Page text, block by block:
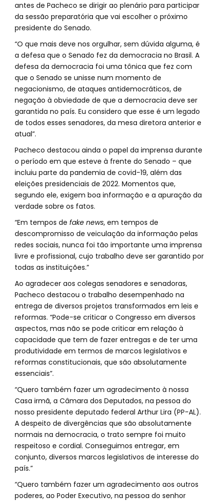
antes de Pacheco se dirigir ao plenário para participar
da sessão preparatória que vai escolher o próximo
presidente do Senado.
“O que mais deve nos orgulhar, sem dúvida alguma, é
a defesa que o Senado fez da democracia no Brasil. A
defesa da democracia foi uma tônica que fez com
que o Senado se unisse num momento de
negacionismo, de ataques antidemocráticos, de
negação à obviedade de que a democracia deve ser
garantida no país. Eu considero que esse é um legado
de todos esses senadores, da mesa diretora anterior e
atual”.
Pacheco destacou ainda o papel da imprensa durante
o período em que esteve à frente do Senado – que
incluiu parte da pandemia de covid-19, além das
eleições presidenciais de 2022. Momentos que,
segundo ele, exigem boa informação e a apuração da
verdade sobre os fatos.
“Em tempos de fake news, em tempos de
descompromisso de veiculação da informação pelas
redes sociais, nunca foi tão importante uma imprensa
livre e profissional, cujo trabalho deve ser garantido por
todas as instituições.”
Ao agradecer aos colegas senadores e senadoras,
Pacheco destacou o trabalho desempenhado na
entrega de diversos projetos transformados em leis e
reformas. “Pode-se criticar o Congresso em diversos
aspectos, mas não se pode criticar em relação à
capacidade que tem de fazer entregas e de ter uma
produtividade em termos de marcos legislativos e
reformas constitucionais, que são absolutamente
essenciais”.
“Quero também fazer um agradecimento à nossa
Casa irmã, a Câmara dos Deputados, na pessoa do
nosso presidente deputado federal Arthur Lira (PP-AL).
A despeito de divergências que são absolutamente
normais na democracia, o trato sempre foi muito
respeitoso e cordial. Conseguimos entregar, em
conjunto, diversos marcos legislativos de interesse do
país.”
“Quero também fazer um agradecimento aos outros
poderes, ao Poder Executivo, na pessoa do senhor